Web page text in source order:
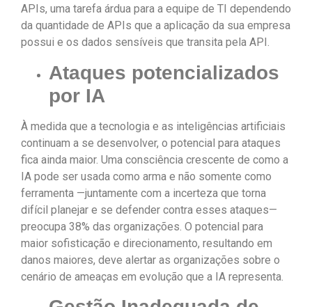
APIs, uma tarefa árdua para a equipe de TI dependendo
da quantidade de APIs que a aplicação da sua empresa
possui e os dados sensíveis que transita pela API.
Ataques potencializados
por IA
À medida que a tecnologia e as inteligências artificiais
continuam a se desenvolver, o potencial para ataques
fica ainda maior. Uma consciência crescente de como a
IA pode ser usada como arma e não somente como
ferramenta —juntamente com a incerteza que torna
difícil planejar e se defender contra esses ataques—
preocupa 38% das organizações. O potencial para
maior sofisticação e direcionamento, resultando em
danos maiores, deve alertar as organizações sobre o
cenário de ameaças em evolução que a IA representa.